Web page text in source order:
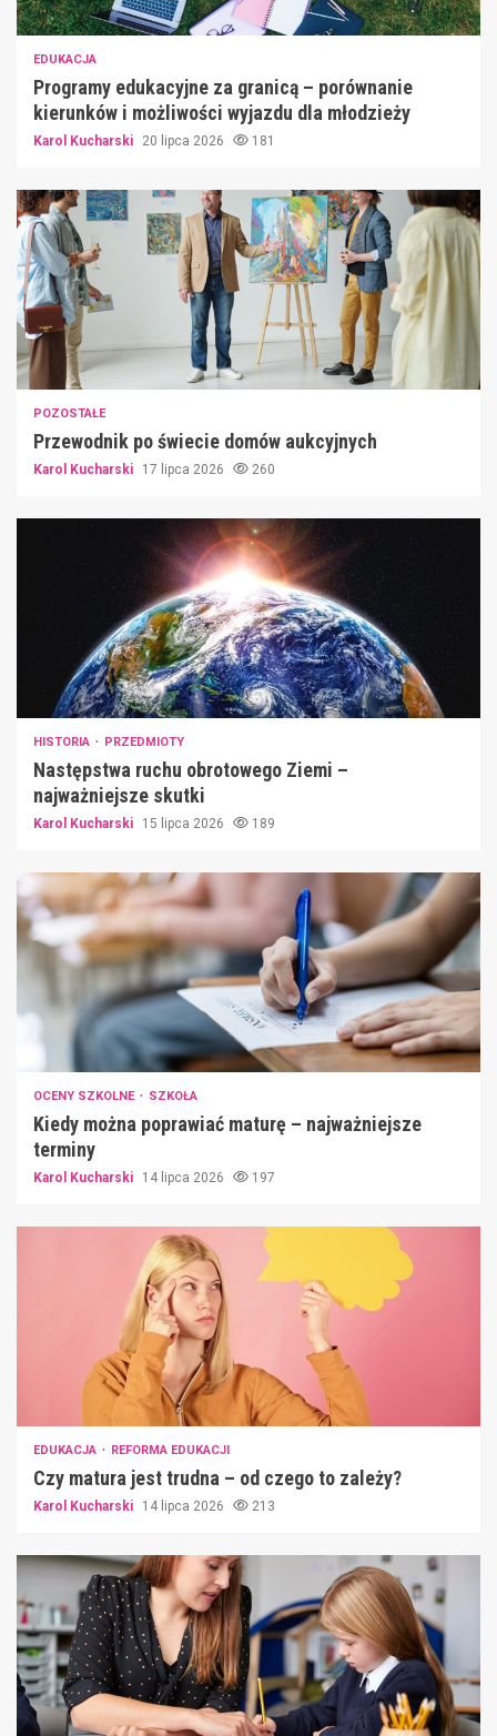
EDUKACJA
Programy edukacyjne za granicą – porównanie
kierunków i możliwości wyjazdu dla młodzieży
Karol Kucharski 20 lipca 2026 181
POZOSTAŁE
Przewodnik po świecie domów aukcyjnych
Karol Kucharski 17 lipca 2026 260
HISTORIA PRZEDMIOTY
Następstwa ruchu obrotowego Ziemi –
najważniejsze skutki
Karol Kucharski 15 lipca 2026 189
OCENY SZKOLNE SZKOŁA
Kiedy można poprawiać maturę – najważniejsze
terminy
Karol Kucharski 14 lipca 2026 197
EDUKACJA REFORMA EDUKACJI
Czy matura jest trudna – od czego to zależy?
Karol Kucharski 14 lipca 2026 213